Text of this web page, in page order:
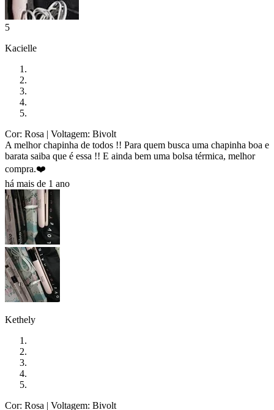
5
Kacielle
Cor: Rosa | Voltagem: Bivolt
A melhor chapinha de todos !! Para quem busca uma chapinha boa e
barata saiba que é essa !! E ainda bem uma bolsa térmica, melhor
compra.❤️
há mais de 1 ano
Kethely
Cor: Rosa | Voltagem: Bivolt